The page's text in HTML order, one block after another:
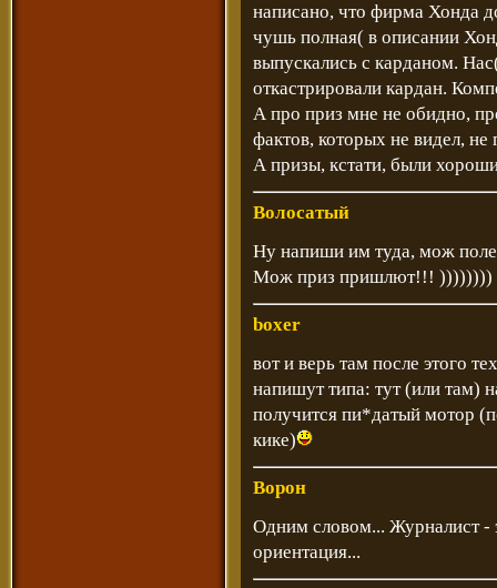
написано, что фирма Хонда
чушь полная( в описании
выпускались с карданом.
откастрировали кардан.
А про приз мне не обидно,
фактов, которых не видел,
А призы, кстати, были
Волосатый
Ну напиши им туда, мож
Мож приз пришлют!!! ))))))))
boxer
вот и верь там после этого
напишут типа: тут (или там)
получится пи*датый мотор
кике)
Ворон
Одним словом... Журналист -
ориентация...